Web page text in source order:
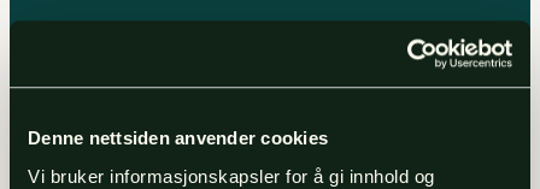
Denne nettsiden anvender cookies
Vi bruker informasjonskapsler for å gi innhold og
E-post*